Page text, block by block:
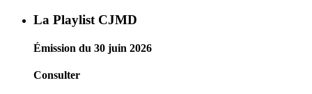
La Playlist CJMD
Émission du 30 juin 2026
Consulter